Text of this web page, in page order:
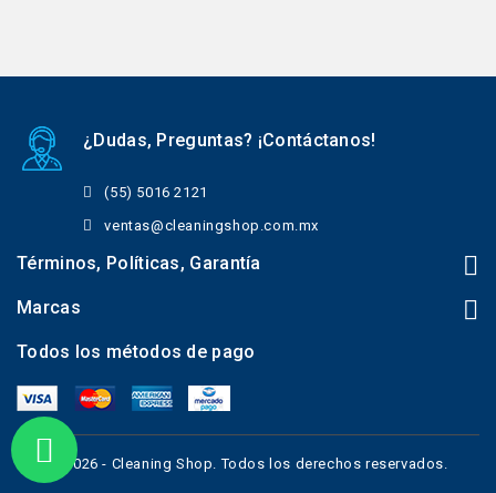
¿Dudas, Preguntas? ¡Contáctanos!
(55) 5016 2121
ventas@cleaningshop.com.mx
Términos, Políticas, Garantía
Marcas
Todos los métodos de pago
© 2026 - Cleaning Shop. Todos los derechos reservados.